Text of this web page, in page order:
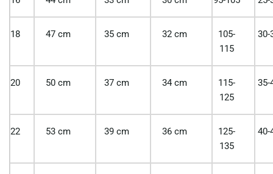
18 47 cm 35 cm 32 cm
105-
115
30-
20 50 cm 37 cm 34 cm
115-
125
35-
22 53 cm 39 cm 36 cm
125-
135
40-